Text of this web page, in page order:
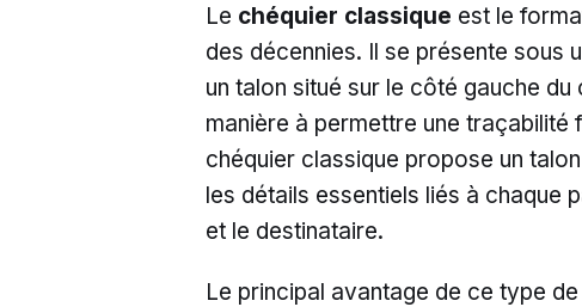
Le chéquier classique est le
des décennies. Il se présente sous
un talon situé sur le côté gauche
manière à permettre une traçabilité
chéquier classique propose un
les détails essentiels liés à chaque
et le destinataire.
Le principal avantage de ce type